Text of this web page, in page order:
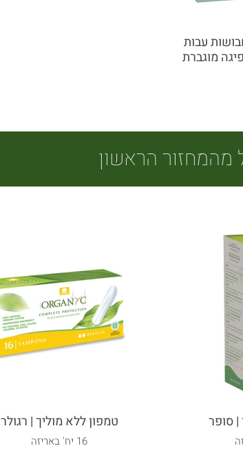
עבות
מוגברת
מהמחזור הראשון
| סופר טמפון ללא מוליך | רגולר
16 יח' באריזה